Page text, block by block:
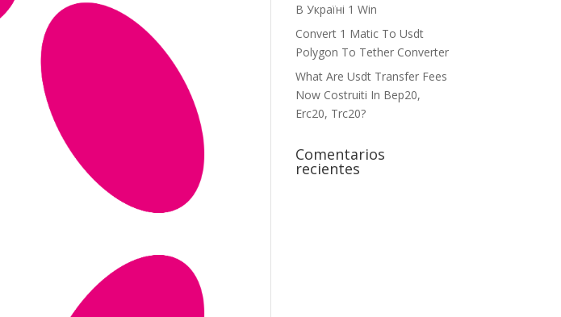
В Україні 1 Win
Convert 1 Matic To Usdt
Polygon To Tether Converter
What Are Usdt Transfer Fees
Now Costruiti In Bep20,
Erc20, Trc20?
Comentarios
recientes